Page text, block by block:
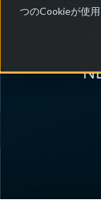
つのCookieが使用